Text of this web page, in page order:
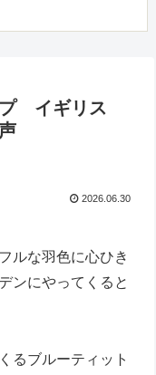
イギリス
2026.06.30
ルな羽色に心ひき
ンにやってくると
るブルーティット